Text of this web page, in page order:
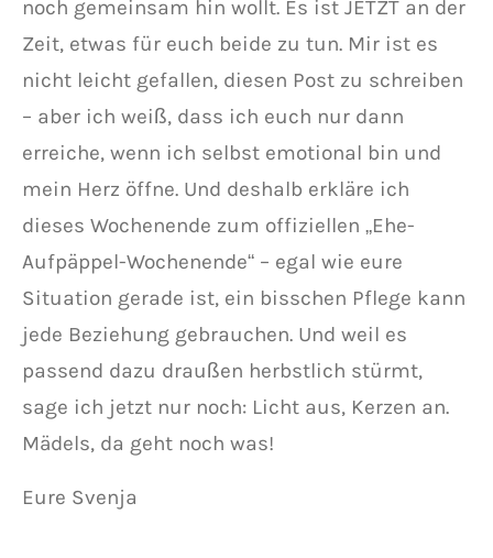
noch gemeinsam hin wollt. Es ist JETZT an der
Zeit, etwas für euch beide zu tun. Mir ist es
nicht leicht gefallen, diesen Post zu schreiben
– aber ich weiß, dass ich euch nur dann
erreiche, wenn ich selbst emotional bin und
mein Herz öffne. Und deshalb erkläre ich
dieses Wochenende zum offiziellen „Ehe-
Aufpäppel-Wochenende“ – egal wie eure
Situation gerade ist, ein bisschen Pflege kann
jede Beziehung gebrauchen. Und weil es
passend dazu draußen herbstlich stürmt,
sage ich jetzt nur noch: Licht aus, Kerzen an.
Mädels, da geht noch was!
Eure Svenja